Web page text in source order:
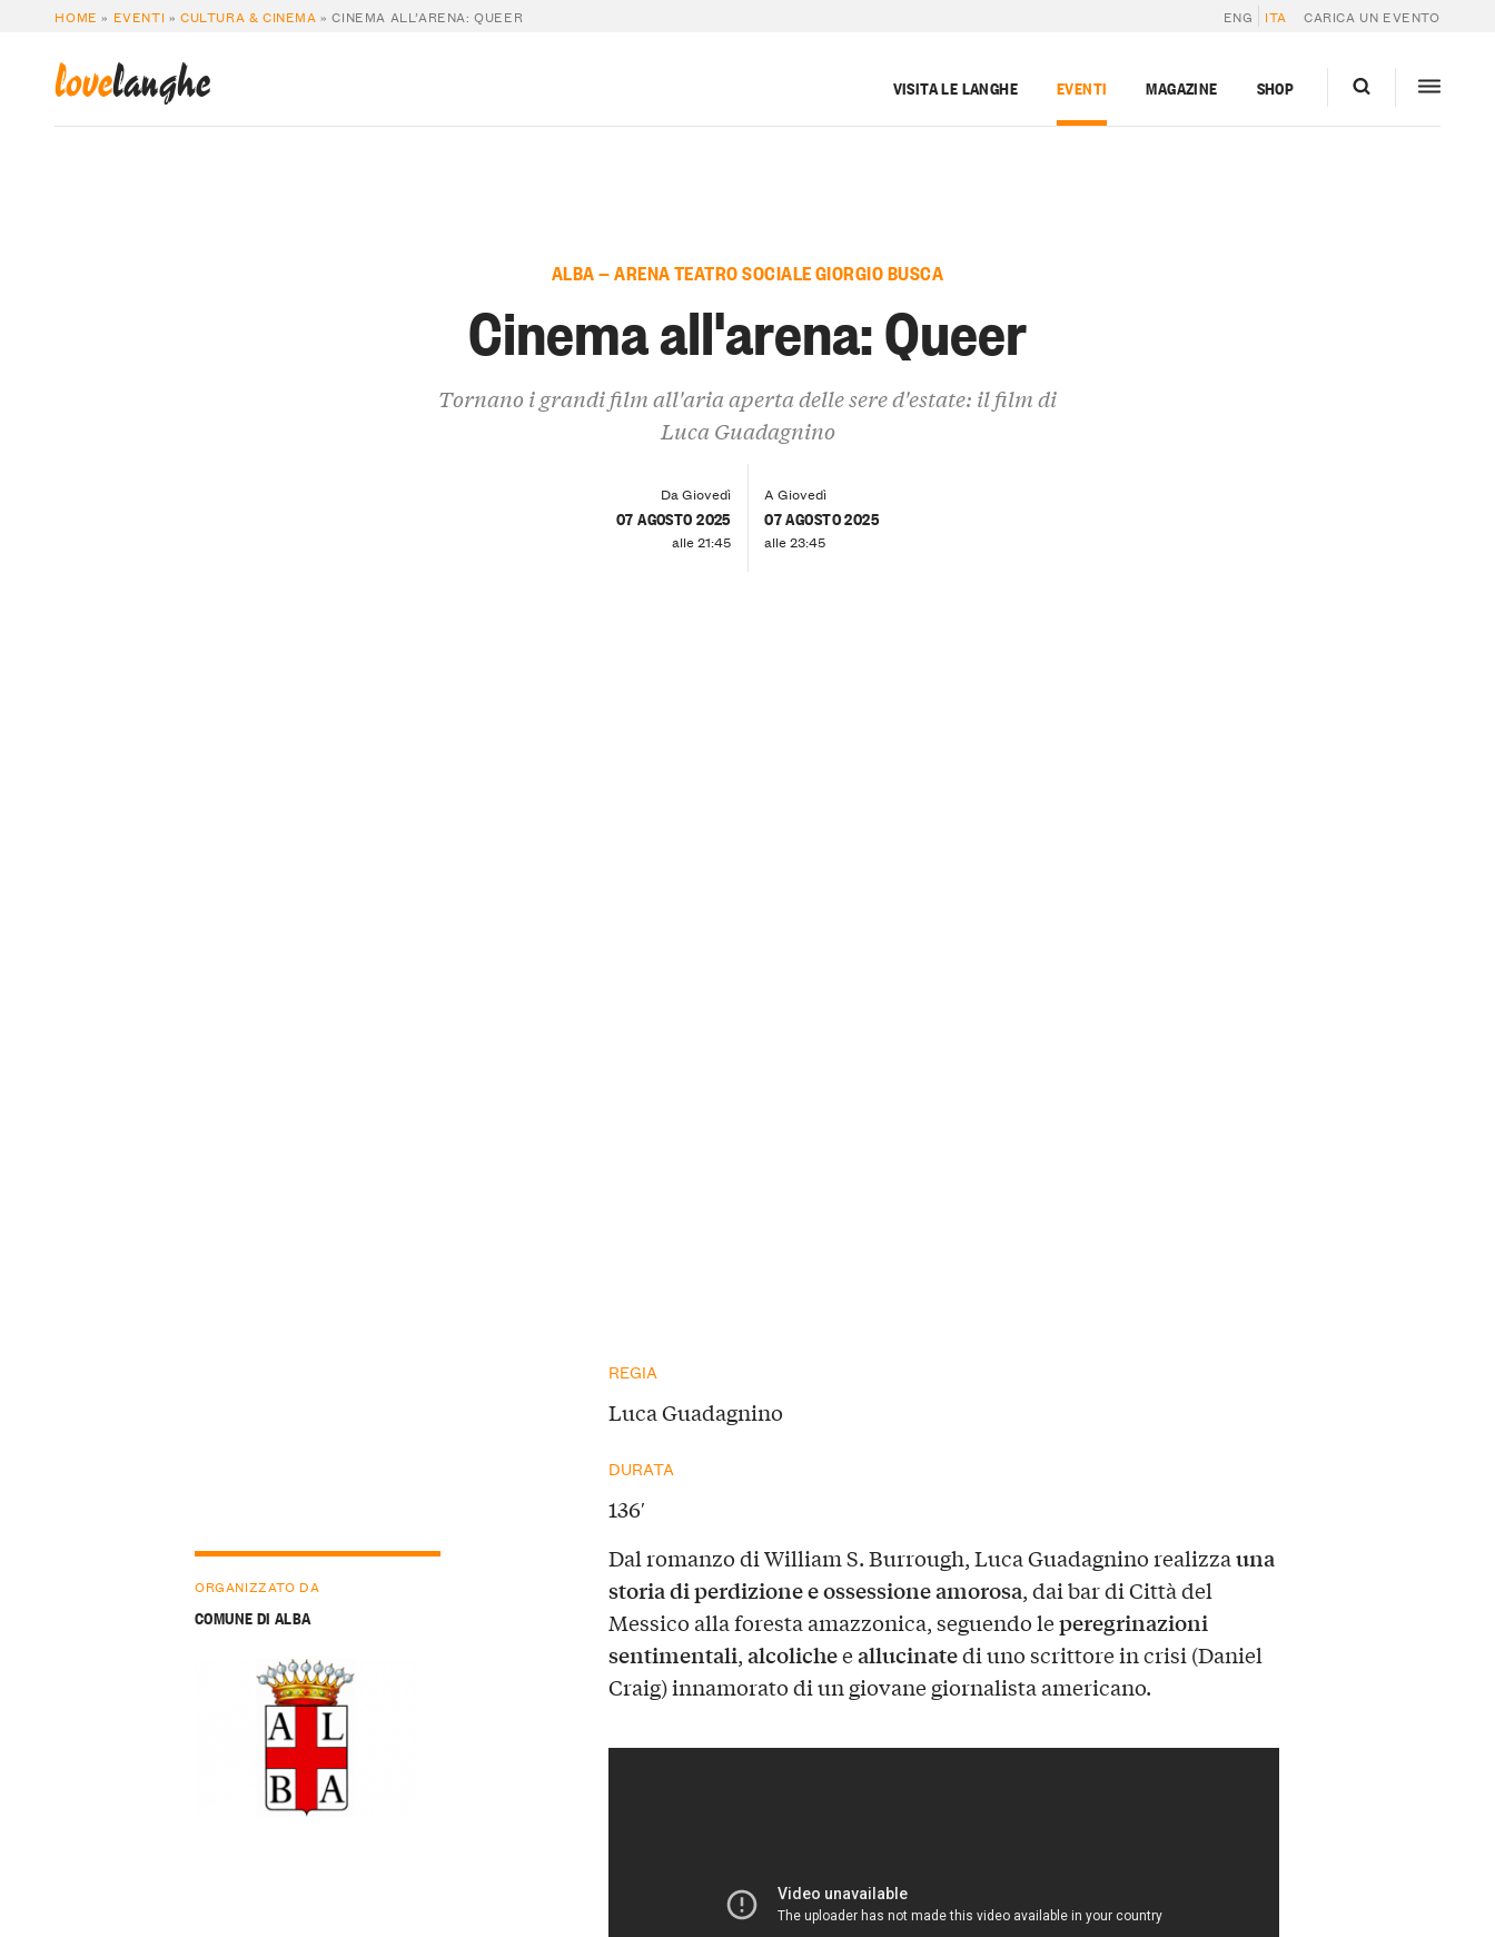
HOME » EVENTI »CULTURA & CINEMA »CINEMA ALL’ARENA: QUEER ENG ITA CARICA UN EVENTO
lovelanghe VISITA LE LANGHE EVENTI MAGAZINE SHOP
ALBA — ARENA TEATRO SOCIALE GIORGIO BUSCA
Cinema all'arena: Queer
Tornano i grandi film all'aria aperta delle sere d'estate: il film di
Luca Guadagnino
Da Giovedì
07 AGOSTO 2025
alle 21:45
A Giovedì
07 AGOSTO 2025
alle 23:45
REGIA
Luca Guadagnino
DURATA
136′
Dal romanzo di William S. Burrough, Luca Guadagnino realizzauna
storia di perdizione e ossessione amorosa, dai bar di Città del
Messico alla foresta amazzonica, seguendo leperegrinazioni
sentimentali,alcolicheeallucinatedi uno scrittore in crisi (Daniel
Craig) innamorato di un giovane giornalista americano.
ORGANIZZATO DA
COMUNE DI ALBA